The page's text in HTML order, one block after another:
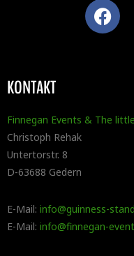
KONTAKT
Finnegan Events & The
Christoph Rehak
Untertorstr. 8
D-63688 Gedern
E-Mail: info@guinness-
E-Mail: info@finnegan-